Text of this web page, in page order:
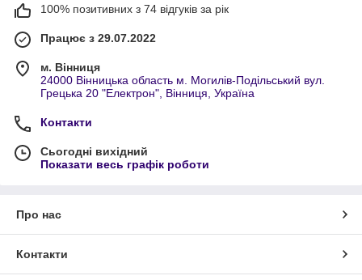
100% позитивних з 74 відгуків за рік
Працює з 29.07.2022
м. Вінниця
24000 Вінницька область м. Могилів-Подільський вул.
Грецька 20 "Електрон", Вінниця, Україна
Контакти
Сьогодні вихідний
Показати весь графік роботи
Про нас
Контакти